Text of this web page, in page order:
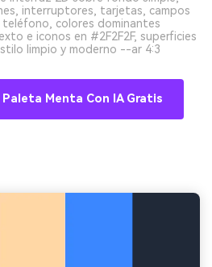
interruptores, tarjetas, campos
colores dominantes
e iconos en #2F2F2F, superficies
limpio y moderno --ar 4:3
Paleta Menta Con IA Gratis